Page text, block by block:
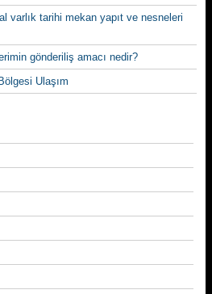
varlık tarihi mekan yapıt ve nesneleri
gönderiliş amacı nedir?
Ulaşım